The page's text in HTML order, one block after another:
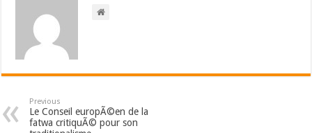
Previous
Le Conseil europÃ©en de la
fatwa critiquÃ© pour son